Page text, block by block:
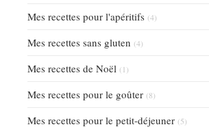
Mes recettes pour l'apéritifs (4)
Mes recettes sans gluten (4)
Mes recettes de Noël (1)
Mes recettes pour le goûter (8)
Mes recettes pour le petit-déjeuner (5)